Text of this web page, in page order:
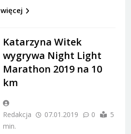
więcej
Katarzyna Witek
wygrywa Night Light
Marathon 2019 na 10
km
Redakcja 07.01.2019 0
5
min.